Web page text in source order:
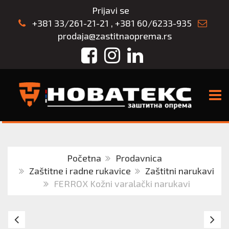
Prijavi se
+381 33/261-21-21 , +381 60/6233-935
prodaja@zastitnaoprema.rs
FacebookInstagram
LinkedIn
Početna
Prodavnica
Zaštitne i radne rukavice
Zaštitni narukavi
FERROX Kožni varalački narukavi
Narukav